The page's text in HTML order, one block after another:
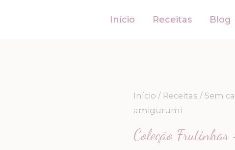
Início Receitas Blog
Início / Receitas / Sem
amigurumi
Coleção
Coleção
Frutinhas
receita